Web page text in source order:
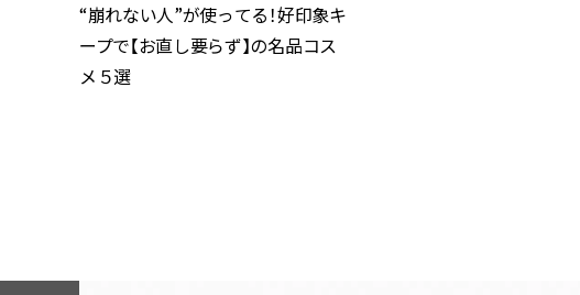
“崩れない人”が使ってる！好印象キ
ープで【お直し要らず】の名品コス
メ５選